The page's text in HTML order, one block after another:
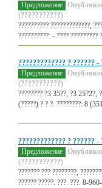
Предложение
(???????????)
?????????? ?????????????,
??????????: - ???? ?????????
????????????? ? ??????
Предложение
(???????????)
???????? ?3 35??, ?3 25?2?,
(?????) ? ? ?. ????????: 8
????????????? ? ??????
Предложение
(???????????)
??????? ??? ????????,
?????? ?????. ???. ???. 8-